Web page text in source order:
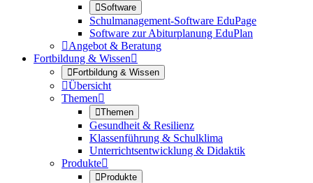
Software
Schulmanagement-Software EduPage
Software zur Abiturplanung EduPlan
Angebot & Beratung
Fortbildung & Wissen
Fortbildung & Wissen
Übersicht
Themen
Themen
Gesundheit & Resilienz
Klassenführung & Schulklima
Unterrichtsentwicklung & Didaktik
Produkte
Produkte